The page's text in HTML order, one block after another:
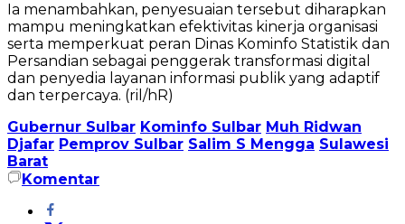
Ia menambahkan, penyesuaian tersebut diharapkan
mampu meningkatkan efektivitas kinerja organisasi
serta memperkuat peran Dinas Kominfo Statistik dan
Persandian sebagai penggerak transformasi digital
dan penyedia layanan informasi publik yang adaptif
dan terpercaya. (ril/hR)
Gubernur Sulbar Kominfo Sulbar Muh Ridwan
Djafar Pemprov Sulbar Salim S Mengga Sulawesi
Barat
Komentar